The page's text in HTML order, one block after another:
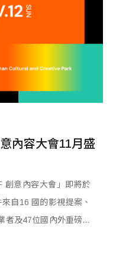
內容大會11月盛
創意內容大會」即將於
自16 國的影視提案、
者及47位國內外重磅講